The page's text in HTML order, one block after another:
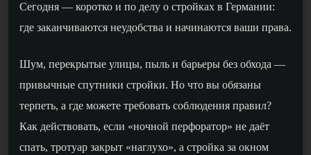
Сегодня — коротко и по делу о стройках в Германии:
где заканчиваются неудобства и начинаются ваши права.
Шум, перекрытые улицы, пыль и барьеры без обхода —
привычные спутники стройки. Но что вы обязаны
терпеть, а где можете требовать соблюдения правил?
Как действовать, если «ночной перфоратор» не даёт
спать, тротуар закрыт «наглухо», а стройка за окном